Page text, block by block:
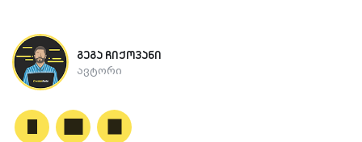
გეგა ჩიქოვანი
ავტორი